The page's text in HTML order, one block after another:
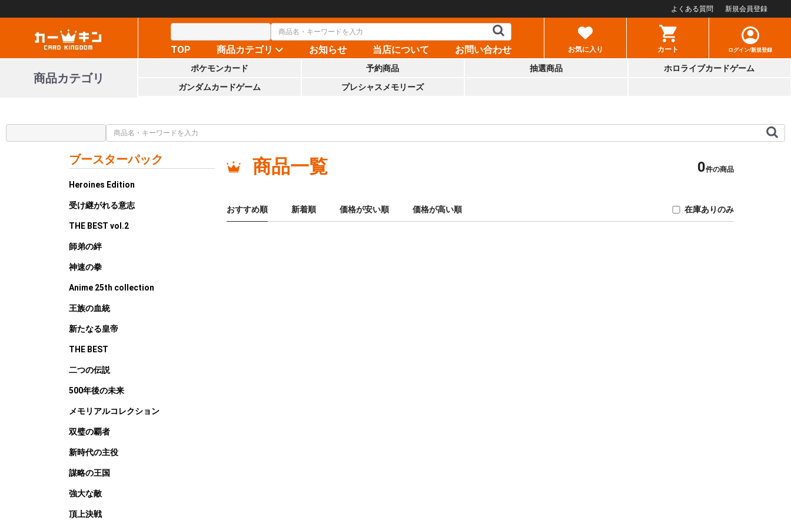
よくある質問 新規会員登録
TOP 商品カテゴリ お知らせ 当店について お問い合わせ お気に入り カート ログイン/新規登録
商品カテゴリ
ポケモンカード 予約商品 抽選商品
ホロライブカードゲーム
ガンダムカードゲーム
プレシャスメモリーズ
ブースターパック
Heroines Edition
受け継がれる意志
THE BEST vol.2
師弟の絆
神速の拳
Anime 25th collection
王族の血統
新たなる皇帝
THE BEST
二つの伝説
500年後の未来
メモリアルコレクション
双璧の覇者
新時代の主役
謀略の王国
強大な敵
頂上決戦
商品一覧 0件の商品
おすすめ順 新着順 価格が安い順 価格が高い順 在庫ありのみ